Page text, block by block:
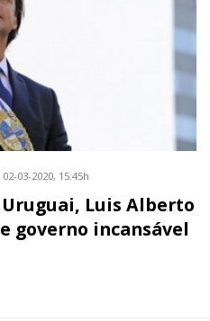
03-2020, 15:45h
Luis Alberto
governo incansável